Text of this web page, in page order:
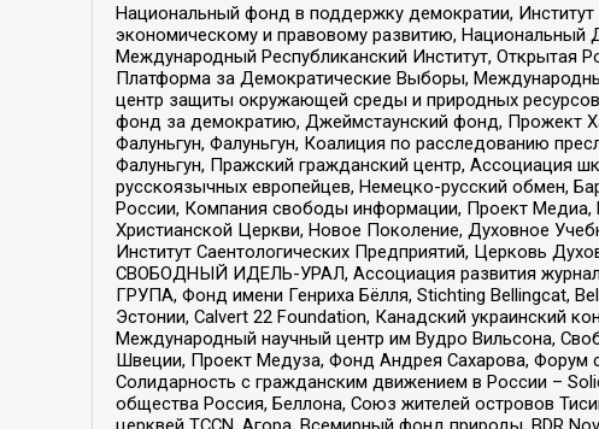
Национальный фонд в поддержку демократии,
экономическому и правовому развитию, Национальный
Международный Республиканский Институт, Открытая
Платформа за Демократические Выборы,
центр защиты окружающей среды и природных
фонд за демократию, Джеймстаунский фонд, Прожект
Фалуньгун, Фалуньгун, Коалиция по расследованию
Фалуньгун, Пражский гражданский центр, Ассоциация
русскоязычных европейцев, Немецко-русский обмен,
России, Компания свободы информации, Проект Медиа,
Христианской Церкви, Новое Поколение, Духовное
Институт Саентологических Предприятий, Церковь
СВОБОДНЫЙ ИДЕЛЬ-УРАЛ, Ассоциация развития
ГРУПА, Фонд имени Генриха Бёлля, Stichting Bellingcat,
Эстонии, Calvert 22 Foundation, Канадский украинский
Международный научный центр им Вудро Вильсона,
Швеции, Проект Медуза, Фонд Андрея Сахарова, Форум
Солидарность с гражданским движением в России –
общества Россия, Беллона, Союз жителей островов